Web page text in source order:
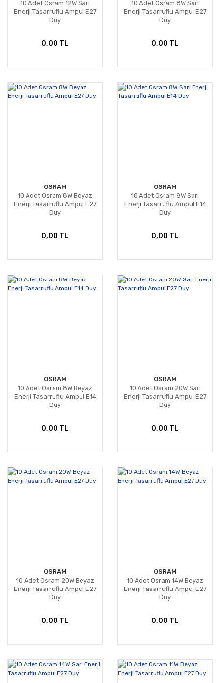
10 Adet Osram 12W Sarı
Enerji Tasarruflu Ampul E27
Duy
0,00 TL
10 Adet Osram 8W Sarı
Enerji Tasarruflu Ampul E27
Duy
0,00 TL
OSRAM
10 Adet Osram 8W Beyaz
Enerji Tasarruflu Ampul E27
Duy
0,00 TL
OSRAM
10 Adet Osram 8W Sarı
Enerji Tasarruflu Ampul E14
Duy
0,00 TL
OSRAM
10 Adet Osram 8W Beyaz
Enerji Tasarruflu Ampul E14
Duy
0,00 TL
OSRAM
10 Adet Osram 20W Sarı
Enerji Tasarruflu Ampul E27
Duy
0,00 TL
OSRAM
10 Adet Osram 20W Beyaz
Enerji Tasarruflu Ampul E27
Duy
0,00 TL
OSRAM
10 Adet Osram 14W Beyaz
Enerji Tasarruflu Ampul E27
Duy
0,00 TL